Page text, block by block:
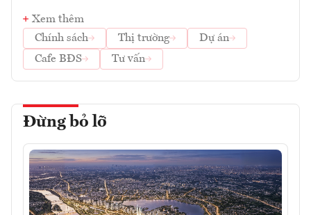
Xem thêm
Chính sách
Thị trường
Dự án
Cafe BĐS
Tư vấn
Đừng bỏ lỡ